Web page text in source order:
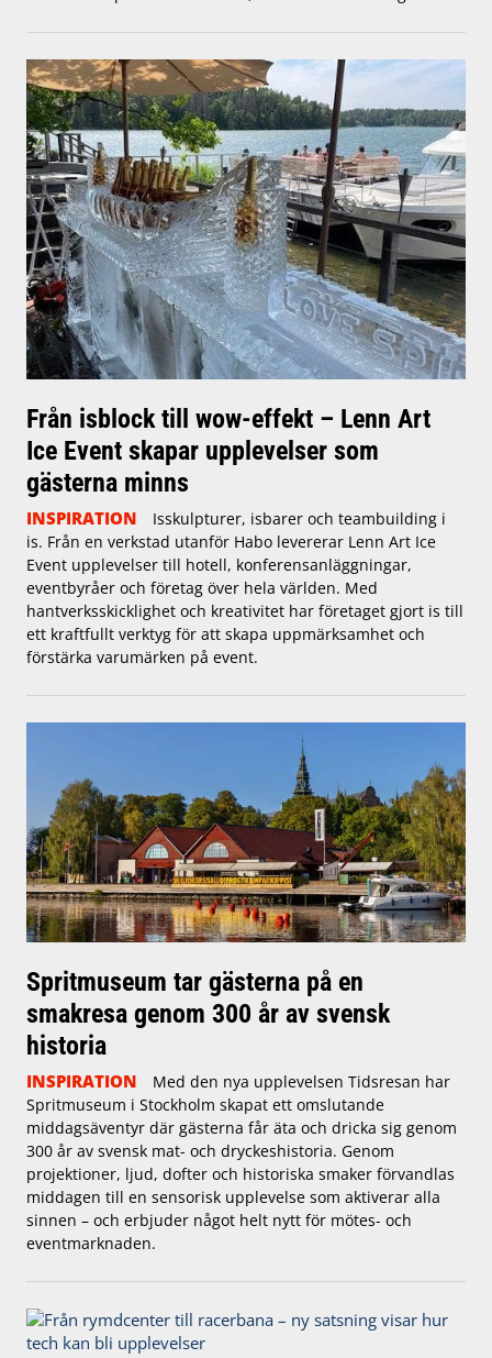
Från isblock till wow-effekt – Lenn Art
Ice Event skapar upplevelser som
gästerna minns
INSPIRATION
Isskulpturer, isbarer och teambuilding i
is. Från en verkstad utanför Habo levererar Lenn Art Ice
Event upplevelser till hotell, konferensanläggningar,
eventbyråer och företag över hela världen. Med
hantverksskicklighet och kreativitet har företaget gjort is till
ett kraftfullt verktyg för att skapa uppmärksamhet och
förstärka varumärken på event.
Spritmuseum tar gästerna på en
smakresa genom 300 år av svensk
historia
INSPIRATION
Med den nya upplevelsen Tidsresan har
Spritmuseum i Stockholm skapat ett omslutande
middagsäventyr där gästerna får äta och dricka sig genom
300 år av svensk mat- och dryckeshistoria. Genom
projektioner, ljud, dofter och historiska smaker förvandlas
middagen till en sensorisk upplevelse som aktiverar alla
sinnen – och erbjuder något helt nytt för mötes- och
eventmarknaden.